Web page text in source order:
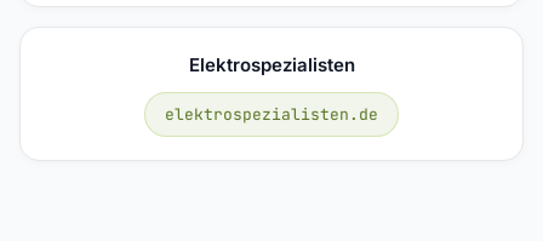
Elektrospezialisten
elektrospezialisten.de